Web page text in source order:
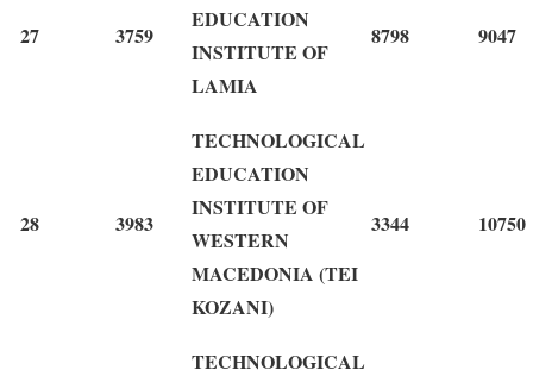
27 3759
EDUCATION
INSTITUTE OF
LAMIA
8798 9047
28 3983
TECHNOLOGICAL
EDUCATION
INSTITUTE OF
WESTERN
MACEDONIA (TEI
KOZANI)
3344 10750
TECHNOLOGICAL